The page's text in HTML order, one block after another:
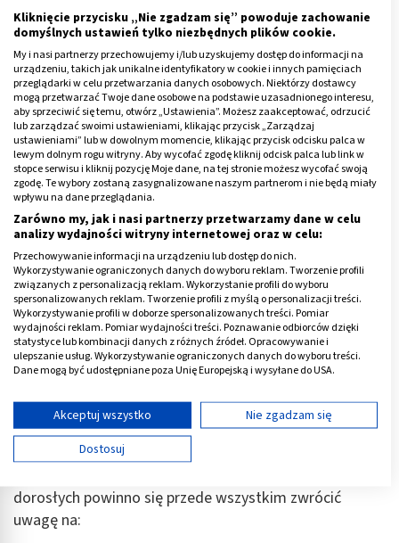
Najskuteczniejsze
probiotyki dla dzieci przy biegunce
zawierają z kolei szczepyLactobacillus rhamnosus
Saccharomyces cerevisiae boulardii lyoiEnterococcus
faeciumLAB SF68.
W przypadku występowania biegunki wywołanej
rotawirusami, zarówno i dzieci, jak i dorosłych, w
zwalczaniu infekcji oraz przywróceniu odpowiedniej
równowagimikrobioty jelitowejsprawdzają się
głównie szczepyLactobacillus rhamnosus
Saccharomyces boulardiiorazBifidobacterium lactis
Bb 12.
To jedynie część przykładów dobroczynnych szczepów
probiotycznych, które zaleca się w przypadku
występowania biegunek o zróżnicowanym podłożu. To
co najważniejsze przy wyborze odpowiedniego
probiotyku na rozwolnienieto potwierdzona w
zdefiniowany profil działania, czyli szczepozależność.
Jak można to sprawdzić? Dobierając odpowiedni
dorosłych powinno się przede wszystkim zwrócić
uwagę na:
Kliknięcie przycisku „Nie zgadzam się” powoduje zachowanie
domyślnych ustawień tylko niezbędnych plików cookie.
My i nasi partnerzy przechowujemy i/lub uzyskujemy dostęp do informacji na
urządzeniu, takich jak unikalne identyfikatory w cookie i innych pamięciach
przeglądarki w celu przetwarzania danych osobowych. Niektórzy dostawcy
mogą przetwarzać Twoje dane osobowe na podstawie uzasadnionego interesu,
aby sprzeciwić się temu, otwórz „Ustawienia”. Możesz zaakceptować, odrzucić
lub zarządzać swoimi ustawieniami, klikając przycisk „Zarządzaj
ustawieniami” lub w dowolnym momencie, klikając przycisk odcisku palca w
lewym dolnym rogu witryny. Aby wycofać zgodę kliknij odcisk palca lub link w
stopce serwisu i kliknij pozycję Moje dane, na tej stronie możesz wycofać swoją
zgodę. Te wybory zostaną zasygnalizowane naszym partnerom i nie będą miały
wpływu na dane przeglądania.
Zarówno my, jak i nasi partnerzy przetwarzamy dane w celu
analizy wydajności witryny internetowej oraz w celu:
Przechowywanie informacji na urządzeniu lub dostęp do nich.
Wykorzystywanie ograniczonych danych do wyboru reklam. Tworzenie profili
związanych z personalizacją reklam. Wykorzystanie profili do wyboru
spersonalizowanych reklam. Tworzenie profili z myślą o personalizacji treści.
Wykorzystywanie profili w doborze spersonalizowanych treści. Pomiar
wydajności reklam. Pomiar wydajności treści. Poznawanie odbiorców dzięki
statystyce lub kombinacji danych z różnych źródeł. Opracowywanie i
ulepszanie usług. Wykorzystywanie ograniczonych danych do wyboru treści.
Dane mogą być udostępniane poza Unię Europejską i wysyłane do USA.
Wyświetl listę partnerów (11 dostawców IAB)
Używamy Twoich danych w następujących celach:
Cele przetwarzania IAB:
dostęp do nich
Akceptuj wszystko
Nie zgadzam się
Dostosuj